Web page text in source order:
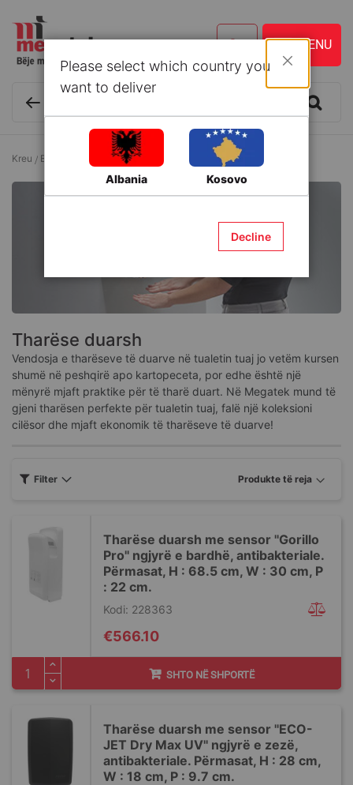
Kreu Banjo Produkte profesionale për banjo Tharëse duarsh
Tharëse duarsh
Vendosja e tharëseve të duarve në tualetin tuaj jo vetëm kursen
shumë në peshqirë apo kartopeceta, por edhe është një
mënyrë mjaft praktike për të tharë duart. Në Megatek mund të
gjeni tharësen perfekte për tualetin tuaj, falë një koleksioni
cilësor dhe mjaft ekonomik të tharëseve të duarve!
Tharëse duarsh me sensor ''Gorillo
Pro'' ngjyrë e bardhë, antibakteriale.
Përmasat, H : 68.5 cm, W : 30 cm, P
: 22 cm.
Kodi: 228363
€566.10
SHTO NË SHPORTË
Tharëse duarsh me sensor ''ECO-
JET Dry Max UV'' ngjyrë e zezë,
antibakteriale. Përmasat, H : 28 cm,
W : 18 cm, P : 9.7 cm.
Filter
Please select which country you
want to deliver
Albania Kosovo
Decline